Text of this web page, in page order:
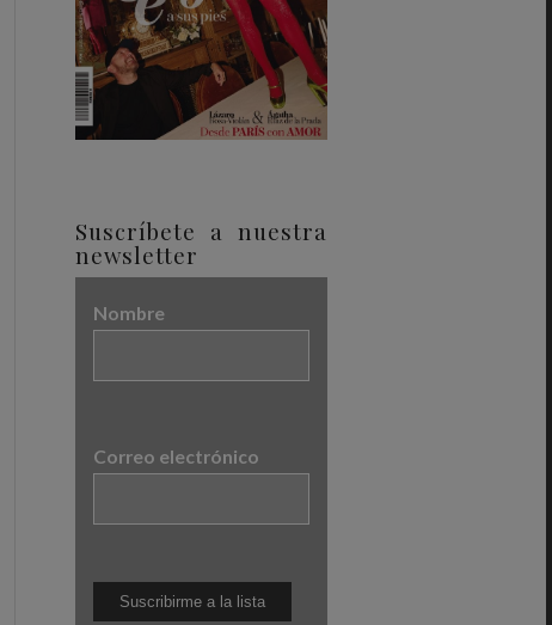
Suscríbete a nuestra
newsletter
Nombre
Correo electrónico